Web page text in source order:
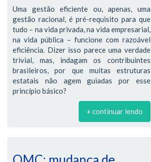
Uma gestão eficiente ou, apenas, uma
gestão racional, é pré-requisito para que
tudo – na vida privada, na vida empresarial,
na vida pública – funcione com razoável
eficiência. Dizer isso parece uma verdade
trivial, mas, indagam os contribuintes
brasileiros, por que muitas estruturas
estatais não agem guiadas por esse
princípio básico?
+ continuar lendo